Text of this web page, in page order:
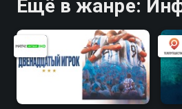
Ещё в жанре: